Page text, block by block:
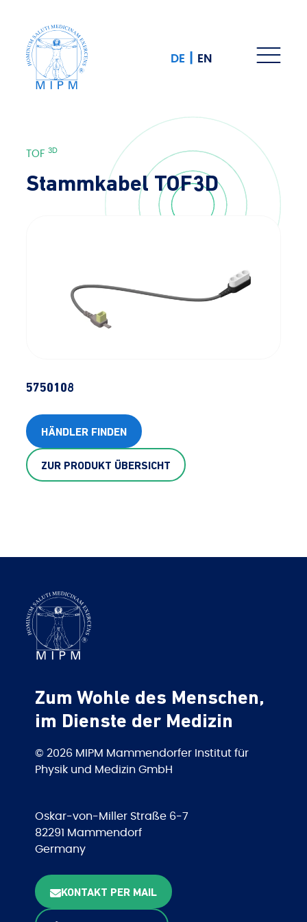
DE EN
TOF3D
Stammkabel TOF3D
5750108
HÄNDLER FINDEN
ZUR PRODUKT ÜBERSICHT
Zum Wohle des Menschen,
im Dienste der Medizin
© 2026 MIPM Mammendorfer Institut für
Physik und Medizin GmbH
KONTAKT PER MAIL
Oskar-von-Miller Straße 6-7
82291 Mammendorf
Germany